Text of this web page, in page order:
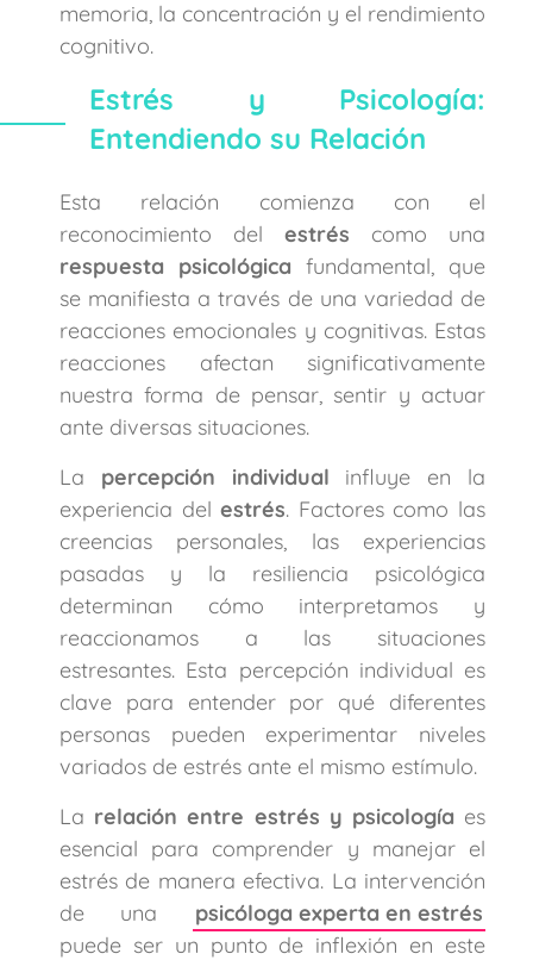
memoria, la concentración y el rendimiento
cognitivo.
Estrés y Psicología:
Entendiendo su Relación
Esta relación comienza con el
reconocimiento del estrés como una
respuesta psicológica fundamental, que
se manifiesta a través de una variedad de
reacciones emocionales y cognitivas. Estas
reacciones afectan significativamente
nuestra forma de pensar, sentir y actuar
ante diversas situaciones.
La percepción individual influye en la
experiencia delestrés. Factores como las
creencias personales, las experiencias
pasadas y la resiliencia psicológica
determinan cómo interpretamos y
reaccionamos a las situaciones
estresantes. Esta percepción individual es
clave para entender por qué diferentes
personas pueden experimentar niveles
variados de estrés ante el mismo estímulo.
La relación entre estrés y psicología es
esencial para comprender y manejar el
estrés de manera efectiva. La intervención
de una
psicóloga experta en estrés
puede ser un punto de inflexión en este